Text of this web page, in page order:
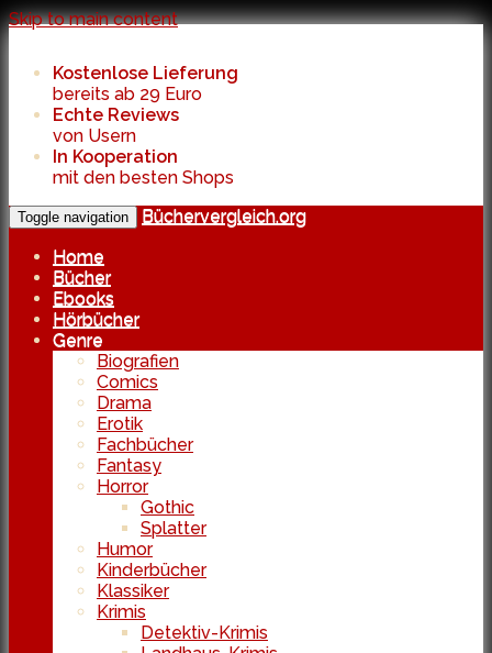
Skip to main content
Kostenlose Lieferung
bereits ab 29 Euro
Echte Reviews
von Usern
In Kooperation
mit den besten Shops
Toggle navigation
Büchervergleich.org
Home
Bücher
Ebooks
Hörbücher
Genre
Biografien
Comics
Drama
Erotik
Fachbücher
Fantasy
Horror
Gothic
Splatter
Humor
Kinderbücher
Klassiker
Krimis
Detektiv-Krimis